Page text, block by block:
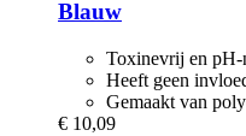
Blauw
Toxinevrij en pH-
Heeft geen
Gemaakt van
€ 10,09